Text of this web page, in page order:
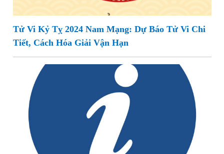
Tử Vi Kỷ Tỵ 2024 Nam Mạng: Dự Báo Tử Vi Chi
Tiết, Cách Hóa Giải Vận Hạn